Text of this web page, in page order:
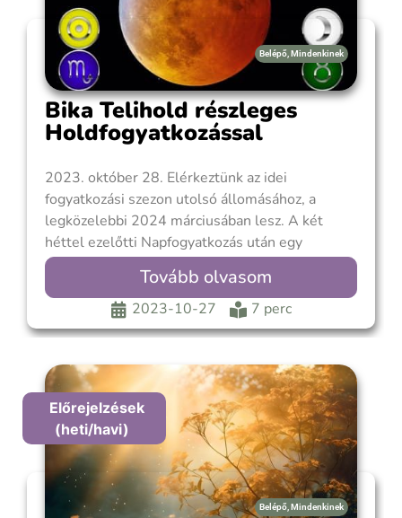
Belépő Mindenkinek
Bika Telihold részleges
Holdfogyatkozással
2023. október 28. Elérkeztünk az idei
fogyatkozási szezon utolsó állomásához, a
legközelebbi 2024 márciusában lesz. A két
héttel ezelőtti Napfogyatkozás után egy
részleges Holdfogyatkozásban lesz részünk, ami
Európából is szabad szemmel jól megfigyelhető,
teljes ideje 4 óra 25 perc, a részleges
fogyatkozás időtartama 1 óra 18 perc (hatása a
Tovább olvasom
2023-10-27 7 perc
Előrejelzések
(heti/havi)
Belépő Mindenkinek